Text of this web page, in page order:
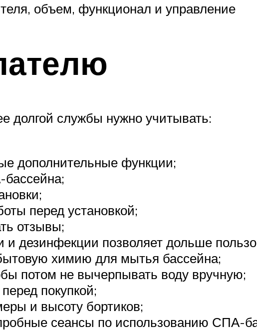
объем, функционал и управление
долгой службы нужно учитывать:
дополнительные функции;
перед установкой;
отзывы;
дезинфекции позволяет дольше
химию для мытья бассейна;
потом не вычерпывать воду вручную;
покупкой;
и высоту бортиков;
сеансы по использованию СПА-